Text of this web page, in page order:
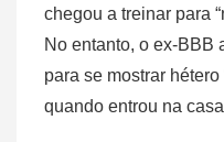
chegou a treinar para
No entanto, o ex-BBB
para se mostrar
quando entrou na